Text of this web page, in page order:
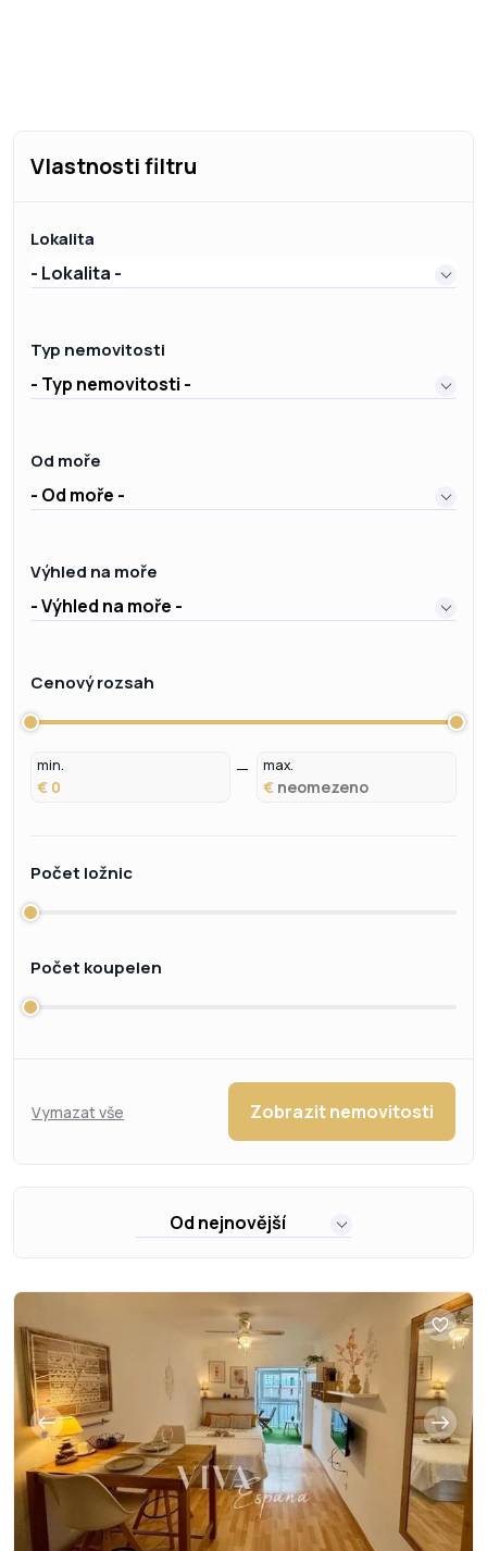
Vlastnosti filtru
Lokalita
- Lokalita -
Typ nemovitosti
- Typ nemovitosti -
Od moře
- Od moře -
Výhled na moře
- Výhled na moře -
Cenový rozsah
min.
€
max.
€
Počet ložnic
Počet koupelen
Vymazat vše Zobrazit nemovitosti
Od nejnovější